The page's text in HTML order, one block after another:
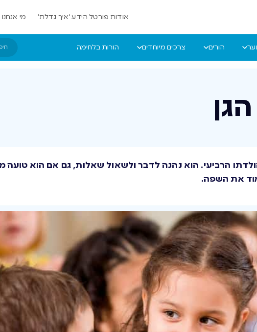
אודות פורטל הידע ‘איך גדלת’ מי אנחנו
הורים צרכים מיוחדים הורות בלחימה
הרביעי. הוא נהנה לדבר ולשאול שאלות, גם אם הוא טועה
את השפה.